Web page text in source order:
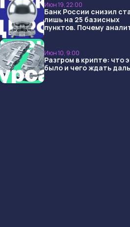
Июн 19, 22:00
Банк России снизил
лишь на 25 базисных
пунктов. Почему
Июн 10, 9:00
Разгром в крипте: что
было и чего ждать